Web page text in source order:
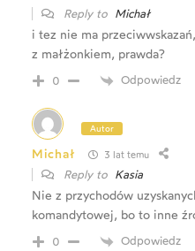
Reply to Michał
i tez nie ma
z małżonkiem, prawda?
0 Odpowiedz
Autor
Michał 3 lat temu
Reply to Kasia
Nie z przychodów
komandytowej, bo to inne
0 Odpowiedz